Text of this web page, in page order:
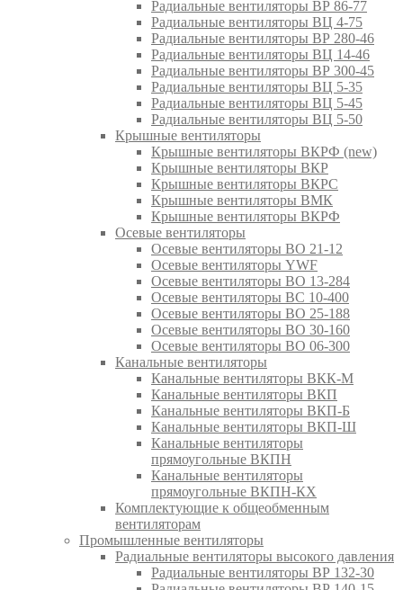
Радиальные вентиляторы ВР 86-77
Радиальные вентиляторы ВЦ 4-75
Радиальные вентиляторы ВР 280-46
Радиальные вентиляторы ВЦ 14-46
Радиальные вентиляторы ВР 300-45
Радиальные вентиляторы ВЦ 5-35
Радиальные вентиляторы ВЦ 5-45
Радиальные вентиляторы ВЦ 5-50
Крышные вентиляторы
Крышные вентиляторы ВКРФ (new)
Крышные вентиляторы ВКР
Крышные вентиляторы ВКРС
Крышные вентиляторы ВМК
Крышные вентиляторы ВКРФ
Осевые вентиляторы
Осевые вентиляторы ВО 21-12
Осевые вентиляторы YWF
Осевые вентиляторы ВО 13-284
Осевые вентиляторы ВС 10-400
Осевые вентиляторы ВО 25-188
Осевые вентиляторы ВО 30-160
Осевые вентиляторы ВО 06-300
Канальные вентиляторы
Канальные вентиляторы ВКК-М
Канальные вентиляторы ВКП
Канальные вентиляторы ВКП-Б
Канальные вентиляторы ВКП-Ш
Канальные вентиляторы
прямоугольные ВКПН
Канальные вентиляторы
прямоугольные ВКПН-КХ
Комплектующие к общеобменным
вентиляторам
Промышленные вентиляторы
Радиальные вентиляторы высокого давления
Радиальные вентиляторы ВР 132-30